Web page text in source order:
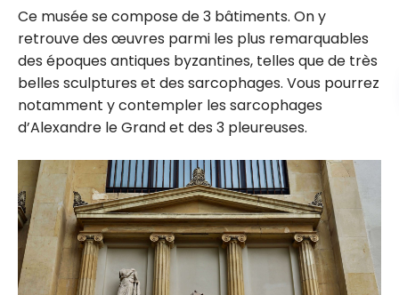
Ce musée se compose de 3 bâtiments. On y
retrouve des œuvres parmi les plus remarquables
des époques antiques byzantines, telles que de très
belles sculptures et des sarcophages. Vous pourrez
notamment y contempler les sarcophages
d’Alexandre le Grand et des 3 pleureuses.